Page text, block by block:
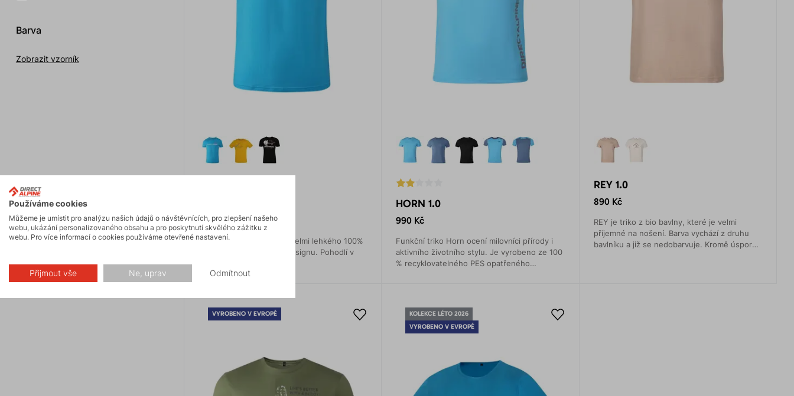
Barva
Zobrazit vzorník
1 690 Kč
Celoroční funkční triko z velmi lehkého 100%
merino úpletu v novém designu. Pohodlí v
HORN 1.0
990 Kč
Funkční triko Horn ocení milovníci přírody i
aktivního životního stylu. Je vyrobeno ze 100
% recyklovatelného PES opatřeného
REY 1.0
890 Kč
REY je triko z bio bavlny, které je velmi
příjemné na nošení. Barva vychází z druhu
bavlníku a již se nedobarvuje. Kromě úsporu
VYROBENO V EVROPĚ
KOLEKCE LÉTO 2026
VYROBENO V EVROPĚ
Používáme cookies
Můžeme je umístit pro analýzu našich údajů o návštěvnících, pro zlepšení našeho
webu, ukázání personalizovaného obsahu a pro poskytnutí skvělého zážitku z
webu. Pro více informací o cookies používáme otevřené nastavení.
Přijmout vše Ne, uprav Odmítnout